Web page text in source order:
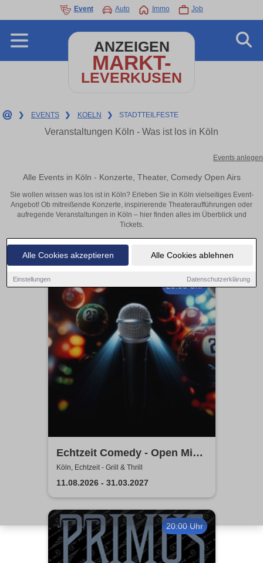
Alle Cookies akzeptieren Alle Cookies ablehnen
Einstellungen Datenschutzerklärung
Event Auto Immo Job
ANZEIGEN
MARKT-
LEVERKUSEN
❯ EVENTS ❯ KOELN ❯ STADTTEILFESTE
Veranstaltungen Köln - Was ist los in Köln
Events anlegen
Alle Events in Köln - Konzerte, Theater, Comedy Open Airs
Sie wollen wissen was los ist in Köln? Erleben Sie in Köln vielseitiges Event-
Angebot! Ob mitreißende Konzerte, inspirierende Theateraufführungen oder
aufregende Veranstaltungen in Köln – hier finden alles im Überblick und
Tickets.
20:00 Uhr
Echtzeit Comedy - Open Mic
& Bingo
Köln, Echtzeit - Grill & Thrill
11.08.2026 - 31.03.2027
20:00 Uhr